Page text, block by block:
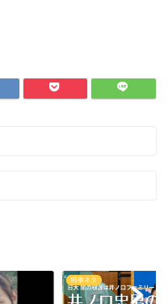
時事ネタ